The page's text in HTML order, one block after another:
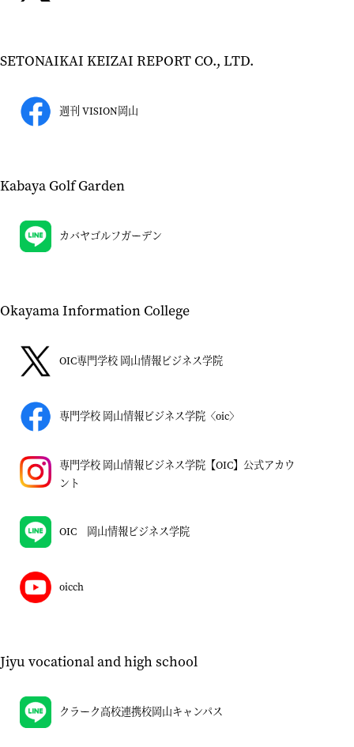
SETONAIKAI KEIZAI REPORT CO., LTD.
週刊 VISION岡山
Kabaya Golf Garden
カバヤゴルフガーデン
Okayama Information College
OIC専門学校 岡山情報ビジネス学院
専門学校 岡山情報ビジネス学院〈oic〉
専門学校 岡山情報ビジネス学院【OIC】公式アカウ
ント
OIC 岡山情報ビジネス学院
oicch
Jiyu vocational and high school
クラーク高校連携校岡山キャンパス